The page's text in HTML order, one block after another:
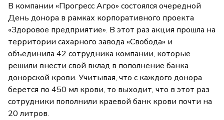
В компании «Прогресс Агро» состоялся очередной
День донора в рамках корпоративного проекта
«Здоровое предприятие». В этот раз акция прошла на
территории сахарного завода «Свобода» и
объединила 42 сотрудника компании, которые
решили внести свой вклад в пополнение банка
донорской крови. Учитывая, что с каждого донора
берется по 450 мл крови, то выходит, что в этот раз
сотрудники пополнили краевой банк крови почти на
20 литров.